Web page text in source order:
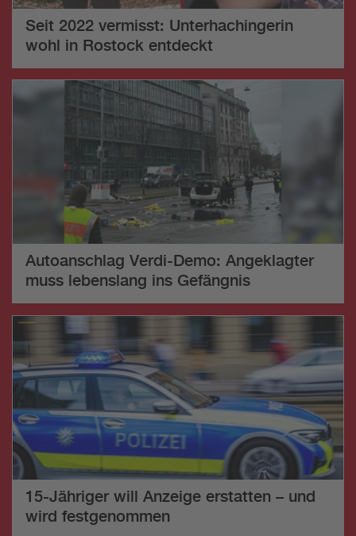
Seit 2022 vermisst: Unterhachingerin
wohl in Rostock entdeckt
Autoanschlag Verdi-Demo: Angeklagter
muss lebenslang ins Gefängnis
15-Jähriger will Anzeige erstatten – und
wird festgenommen